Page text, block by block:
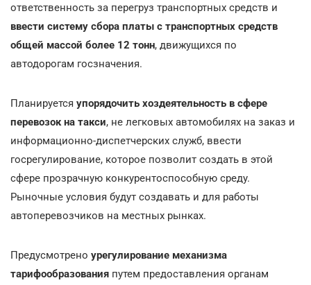
ответственность за перегруз транспортных средств и
ввести систему сбора платы с транспортных средств
общей массой более 12 тонн, движущихся по
автодорогам госзначения.
Планируется упорядочить хоздеятельность в сфере
перевозок на такси, не легковых автомобилях на заказ и
информационно-диспетчерских служб, ввести
госрегулирование, которое позволит создать в этой
сфере прозрачную конкурентоспособную среду.
Рыночные условия будут создавать и для работы
автоперевозчиков на местных рынках.
Предусмотрено урегулирование механизма
тарифообразования путем предоставления органам